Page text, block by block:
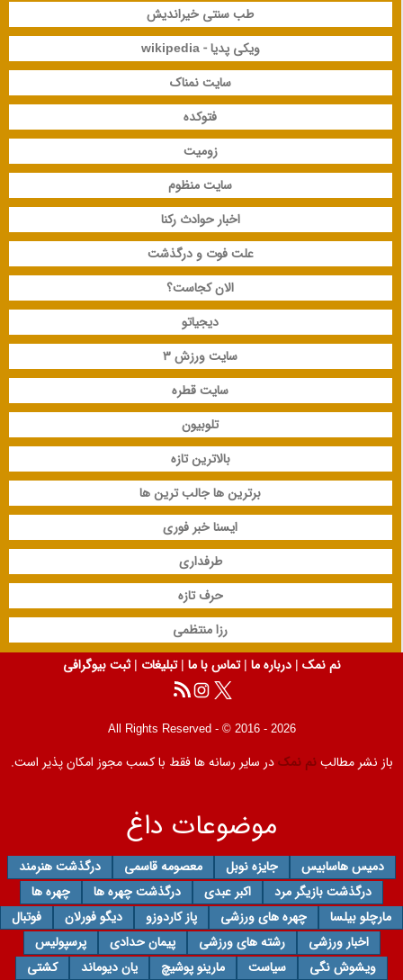
طب سنتی خیراندیش
ویکی پدیا - wikipedia
سایت نمناک
فتوکده
زومیت
سایت منظوم
اخبار حوادث رکنا
علت فوت و درگذشت
الان کجاست؟
دیجیاتو
سایت ورزش 3
سایت قطره
تلوبیون
بالاترین تازه
برترین ها جالب ترین ها
ایسنا خبر فوری
طرفداری
حرف تازه
رزا منتظمی
نم نمک | درباره ما | تماس با ما | تبلیغات | ثبت بیوگرافی
All Rights Reserved - © 2016 - 2026
باز نشر مطالبنم نمکدر سایر رسانه ها فقط با کسب مجوز امکان پذیر است.
موضوعات داغ
دمیس هاسابیس جایزه نوبل معصومه قاسمی
درگذشت هنرمند
درگذشت بازیگر مرد
اکبر عبدی درگذشت چهره ها
چهره ها
مارچلو بیلسا
چهره های ورزشی پاز کاردوزو دیگو فورلان
فوتبال
اخبار ورزشی
رشته های ورزشی پیمان حدادی
پرسپولیس
ویشوش نگی
سیاست مارینو پوشیچ یان دیوماند کشتی